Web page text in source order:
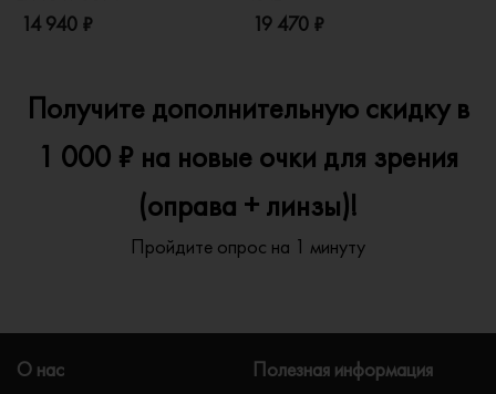
14 940 ₽ 19 470 ₽
Получите дополнительную скидку в
1 000 ₽ на новые очки для зрения
(оправа + линзы)!
Пройдите опрос на 1 минуту
О нас
Полезная информация